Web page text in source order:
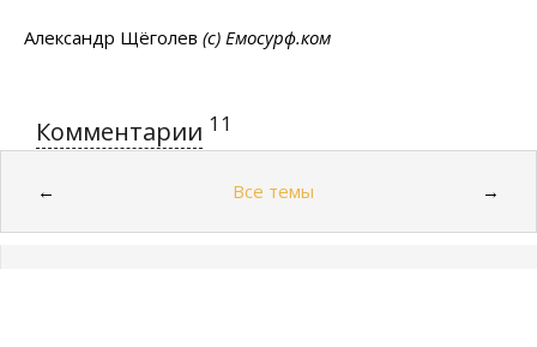
Александр Щёголев (с) Емосурф.ком
Комментарии 11
← Все темы →